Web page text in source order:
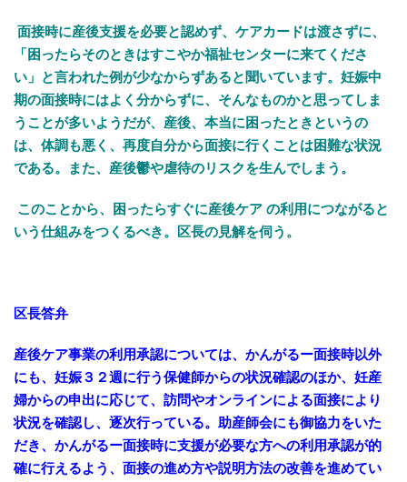
面接時に産後支援を必要と認めず、ケアカードは渡さずに、
「困ったらそのときはすこやか福祉センターに来てくださ
い」と言われた例が少なからずあると聞いています。妊娠中
期の面接時にはよく分からずに、そんなものかと思ってしま
うことが多いようだが、産後、本当に困ったときというの
は、体調も悪く、再度自分から面接に行くことは困難な状況
である。また、産後鬱や虐待のリスクを生んでしまう。
このことから、困ったらすぐに産後ケア の利用につながると
いう仕組みをつくるべき。区長の見解を伺う。
区長答弁
産後ケア事業の利用承認については、かんがるー面接時以外
にも、妊娠３２週に行う保健師からの状況確認のほか、妊産
婦からの申出に応じて、訪問やオンラインによる面接により
状況を確認し、逐次行っている。助産師会にも御協力をいた
だき、かんがるー面接時に支援が必要な方への利用承認が的
確に行えるよう、面接の進め方や説明方法の改善を進めてい